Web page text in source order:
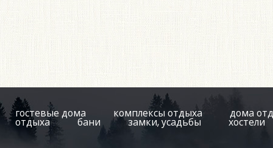
гостевые дома комплексы отдыха дома
отдыха бани замки, усадьбы хостели